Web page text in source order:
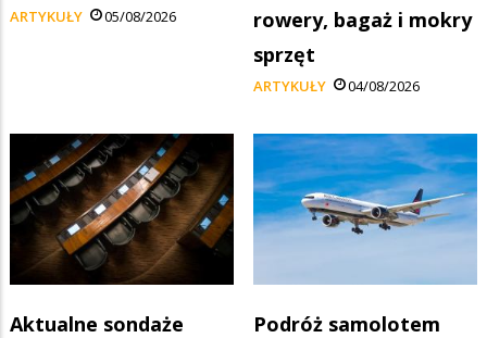
ARTYKUŁY 05/08/2026
rowery, bagaż i mokry
sprzęt
ARTYKUŁY 04/08/2026
Aktualne sondaże
Podróż samolotem